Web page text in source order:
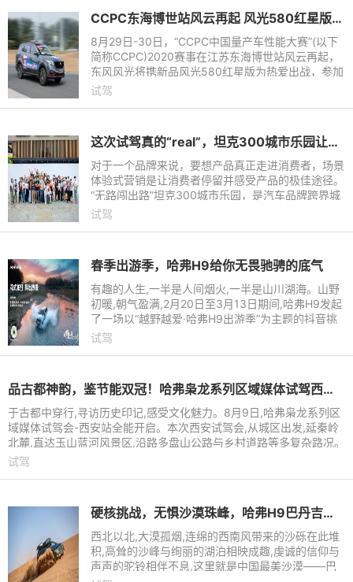
CCPC东海博世站风云再起 风光580红星版将为热爱出征
8月29日-30日，“CCPC中国量产车性能大赛”(以下
简称CCPC)2020赛事在江苏东海博世站风云再起，
东风风光将携新品风光580红星版为热爱出战，参加
中型SUV (10万级)组别竞争。作为SUV领域里的当
试驾
这次试驾真的“real”，坦克300城市乐园让车手惊呼超给力
对于一个品牌来说，要想产品真正走进消费者，场景
体验式营销是让消费者停留并感受产品的极佳途径。
“无路闯出路”坦克300城市乐园，是汽车品牌跨界城
市商圈并集打卡拍照、试乘试驾、游戏互动于一处的
试驾
春季出游季，哈弗H9给你无畏驰骋的底气
有趣的人生,一半是人间烟火,一半是山川湖海。山野
初暖,朝气盈满,2月20日至3月13日期间,哈弗H9发起
了一场以“越野越爱·哈弗H9出游季”为主题的抖音挑
战大赛,自活动开始以来,收到了众多粉丝用户的支持,
试驾
品古都神韵，鉴节能双冠！哈弗枭龙系列区域媒体试驾西安站全能开启
于古都中穿行,寻访历史印记,感受文化魅力。8月9日,哈弗枭龙系列区
域媒体试驾会-西安站全能开启。本次西安试驾会,从城区出发,延秦岭
北麓,直达玉山蓝河风景区,沿路多盘山公路与乡村道路等多复杂路况。
哈弗枭龙MAX与哈弗
试驾
硬核挑战，无惧沙漠珠峰，哈弗H9巴丹吉林沙漠挑战即将开启
西北以北,大漠孤烟,连绵的西南风带来的沙砾在此堆
积,高耸的沙峰与绚丽的湖泊相映成趣,虔诚的信仰与
声声的驼铃相伴不息,这里就是中国最美沙漠——巴